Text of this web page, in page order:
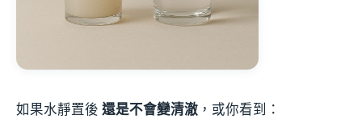
如果水靜置後 還是不會變清澈 ，或你看到：